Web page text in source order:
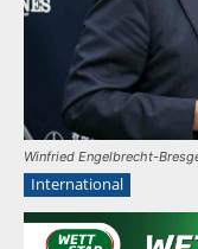
Winfried Engelbrecht-
International